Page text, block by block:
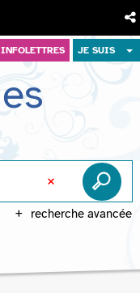
INFOLETTRES JE SUIS
recherche avancée